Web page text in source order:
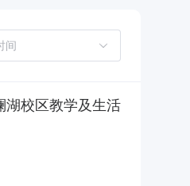
校区教学及生活